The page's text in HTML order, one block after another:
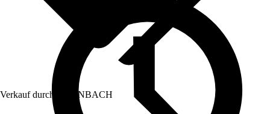
Verkauf durch: HORNBACH